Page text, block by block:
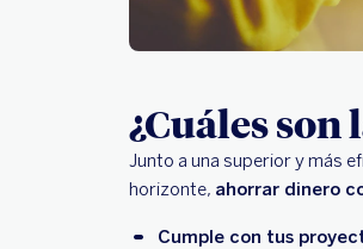
¿Cuáles
Junto a una superior y más
horizonte, ahorrar dinero
Cumple con tus